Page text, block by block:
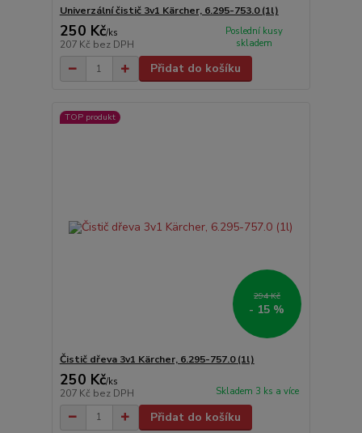
Univerzální čistič 3v1 Kärcher, 6.295-753.0 (1l)
250 Kč/ks
207 Kč bez DPH
Poslední kusy
skladem
Přidat do košíku
TOP produkt
294 Kč
- 15 %
Čistič dřeva 3v1 Kärcher, 6.295-757.0 (1l)
250 Kč/ks
207 Kč bez DPH Skladem 3 ks a více
Přidat do košíku